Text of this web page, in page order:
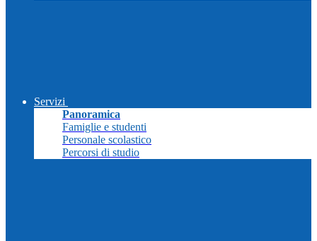
Servizi
Panoramica
Famiglie e studenti
Personale scolastico
Percorsi di studio